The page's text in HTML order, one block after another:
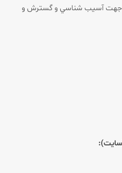
جهت آسيب شناسي و گسترش و